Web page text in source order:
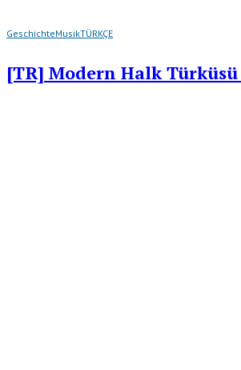
GeschichteMusikTÜRKÇE
[TR] Modern Halk Türküsü